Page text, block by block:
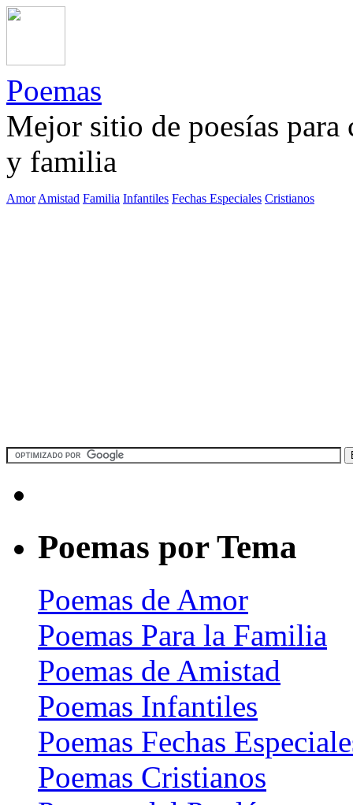
Poemas
Mejor sitio de poesías
y familia
Amor Amistad Familia Infantiles Fechas Especiales Cristianos
Poemas por Tema
Poemas de Amor
Poemas Para la Familia
Poemas de Amistad
Poemas Infantiles
Poemas Fechas
Poemas Cristianos